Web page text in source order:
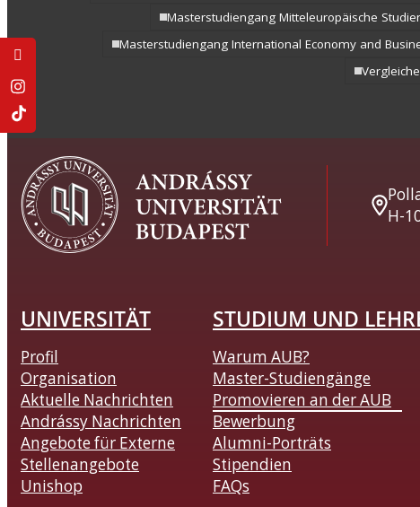
Masterstudiengang Mitteleuropäische
Masterstudiengang International Economy and
H-
UNIVERSITÄT
Profil
Organisation
Aktuelle Nachrichten
Andrássy Nachrichten
Angebote für Externe
Stellenangebote
Unishop
STUDIUM UND
Warum AUB?
Master-Studiengänge
Promovieren an der AUB
Bewerbung
Alumni-Porträts
Stipendien
FAQs